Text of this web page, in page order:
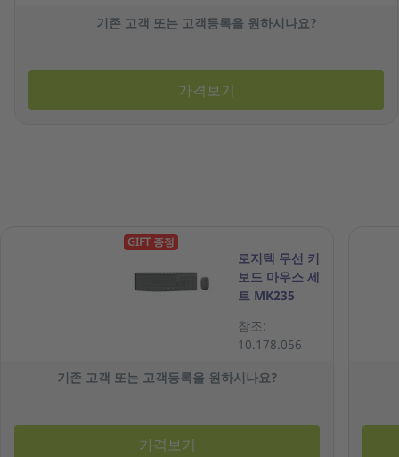
기존 고객 또는 고객등록을 원하시나요?
가격보기
GIFT 증정
로지텍 무선 키
보드 마우스 세
트 MK235
참조:
10.178.056
기존 고객 또는 고객등록을 원하시나요?
가격보기